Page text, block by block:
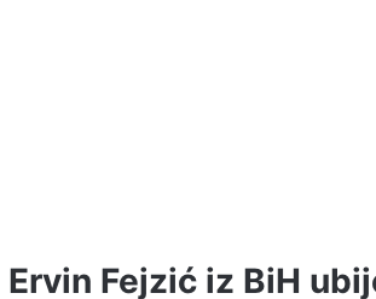
Ervin Fejzić iz BiH